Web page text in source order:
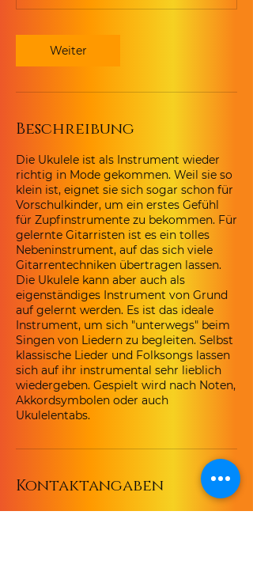
n
Weiter
Beschreibung
Die Ukulele ist als Instrument wieder
richtig in Mode gekommen. Weil sie so
klein ist, eignet sie sich sogar schon für
Vorschulkinder, um ein erstes Gefühl
für Zupfinstrumente zu bekommen. Für
gelernte Gitarristen ist es ein tolles
Nebeninstrument, auf das sich viele
Gitarrentechniken übertragen lassen.
Die Ukulele kann aber auch als
eigenständiges Instrument von Grund
auf gelernt werden. Es ist das ideale
Instrument, um sich "unterwegs" beim
Singen von Liedern zu begleiten. Selbst
klassische Lieder und Folksongs lassen
sich auf ihr instrumental sehr lieblich
wiedergeben. Gespielt wird nach Noten,
Akkordsymbolen oder auch
Ukulelentabs.
Kontaktangaben